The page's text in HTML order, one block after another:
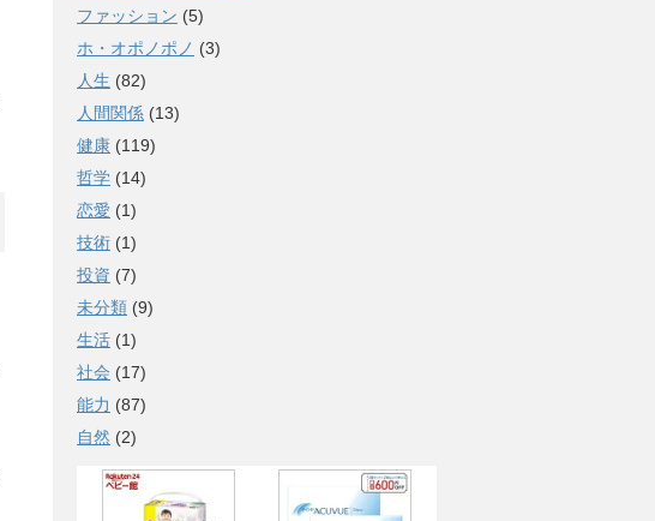
ファッション (5)
ホ・オポノポノ (3)
人生 (82)
人間関係 (13)
健康 (119)
哲学 (14)
恋愛 (1)
技術 (1)
投資 (7)
未分類 (9)
生活 (1)
社会 (17)
能力 (87)
自然 (2)